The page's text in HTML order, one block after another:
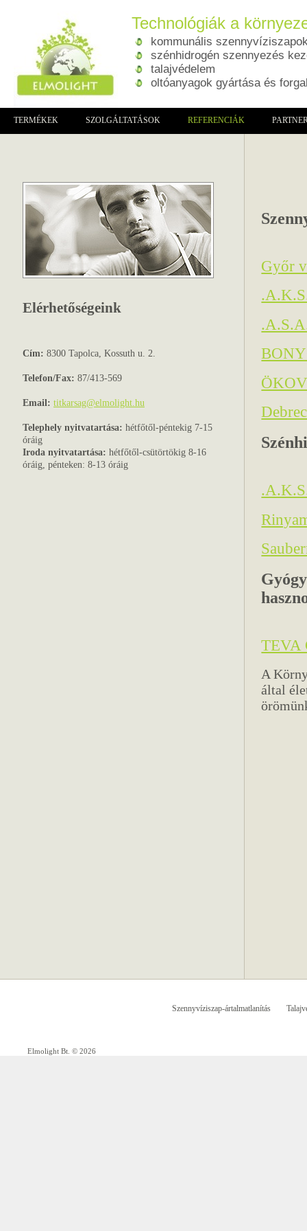
Technológiák a
kommunális
szénhidrogén szennyezés
talajvédelem
oltóanyagok gyártása és
TERMÉKEK SZOLGÁLTATÁSOK REFERENCIÁK
Elérhetőségeink
Cím: 8300 Tapolca, Kossuth u. 2.
Telefon/Fax: 87/413-569
Email: titkarsag@elmolight.hu
Telephely nyitvatartása: hétfőtől-péntekig 7-15
óráig
Iroda nyitvatartása: hétfőtől-csütörtökig 8-16
óráig, pénteken: 8-13 óráig
Győr
TEVA
A
által
Szennyvíziszap-ártalmatlanítás
Elmolight Bt. © 2026